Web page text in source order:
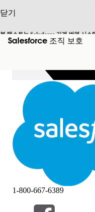
닫기
본 텍스트는 Salesforce 기계 번역 시
세요.
영어로 전환 지금 안 함
닫기
Salesforce 조직 보호
1-800-667-6389